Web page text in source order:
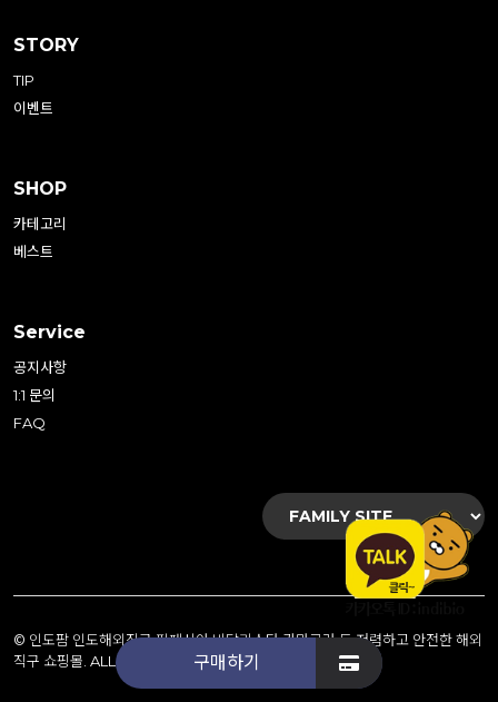
구매하기
STORY
TIP
이벤트
SHOP
카테고리
베스트
Service
공지사항
1:1 문의
FAQ
© 인도팜 인도해외직구 핀페시아 비달리스타 카마그라 등 저렴하고 안전한 해외
직구 쇼핑몰 . ALL RIGHTS RESERVED.